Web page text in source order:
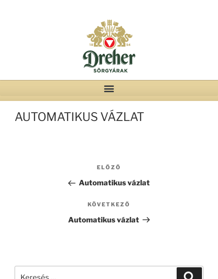
AUTOMATIKUS VÁZLAT
ELŐZŐ
Automatikus vázlat
KÖVETKEZŐ
Automatikus vázlat